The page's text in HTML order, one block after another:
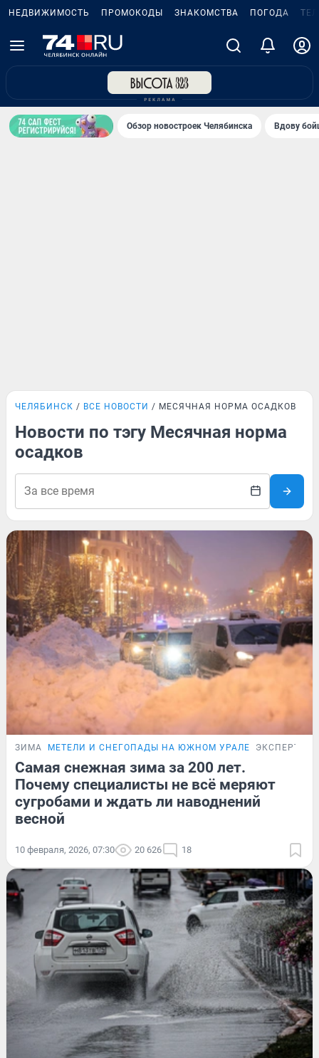
НЕДВИЖИМОСТЬ ПРОМОКОДЫ ЗНАКОМСТВА ПОГОДА
Обзор новостроек Челябинска Вдову
ЧЕЛЯБИНСК ВСЕ НОВОСТИ МЕСЯЧНАЯ НОРМА ОСАДКОВ
Новости по тэгу Месячная норма
осадков
ЗИМА МЕТЕЛИ И СНЕГОПАДЫ НА ЮЖНОМ УРАЛЕ ЭКСПЕРТ
Самая снежная зима за 200 лет.
Почему специалисты не всё меряют
сугробами и ждать ли наводнений
весной
10 февраля, 2026, 07:30 20 626 18